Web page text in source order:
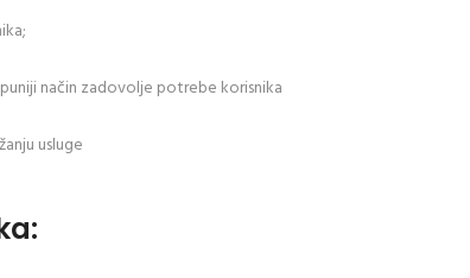
način zadovolje potrebe korisnika
usluge